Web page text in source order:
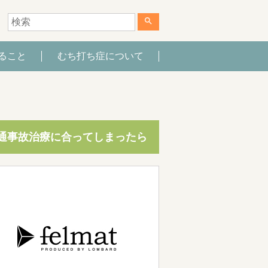
search
こと むち打ち症について
事故治療に合ってしまったら